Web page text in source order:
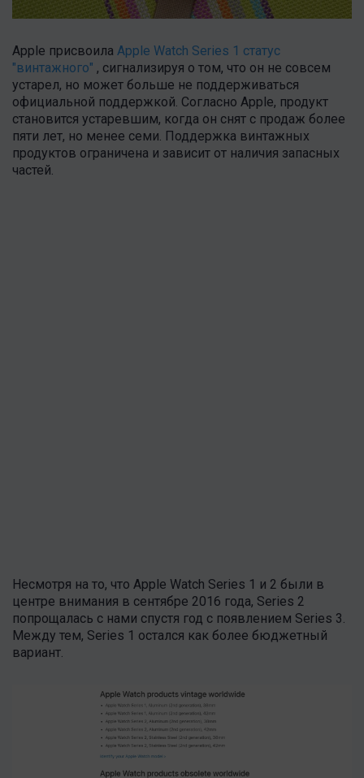
Apple присвоила Apple Watch Series 1 статус
"винтажного" , сигнализируя о том, что он не совсем
устарел, но может больше не поддерживаться
официальной поддержкой. Согласно Apple, продукт
становится устаревшим, когда он снят с продаж более
пяти лет, но менее семи. Поддержка винтажных
продуктов ограничена и зависит от наличия запасных
частей.
Несмотря на то, что Apple Watch Series 1 и 2 были в
центре внимания в сентябре 2016 года, Series 2
попрощалась с нами спустя год с появлением Series 3.
Между тем, Series 1 остался как более бюджетный
вариант.